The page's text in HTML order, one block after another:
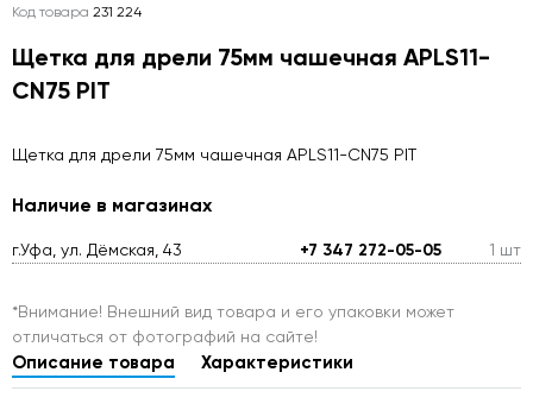
Код товара 231 224
Щетка для дрели 75мм чашечная APLS11-
CN75 PIT
Щетка для дрели 75мм чашечная APLS11-CN75 PIT
Наличие в магазинах
г.Уфа, ул. Дёмская, 43 +7 347 272-05-05 1 шт
*Внимание! Внешний вид товара и его упаковки может
отличаться от фотографий на сайте!
Описание товара Характеристики